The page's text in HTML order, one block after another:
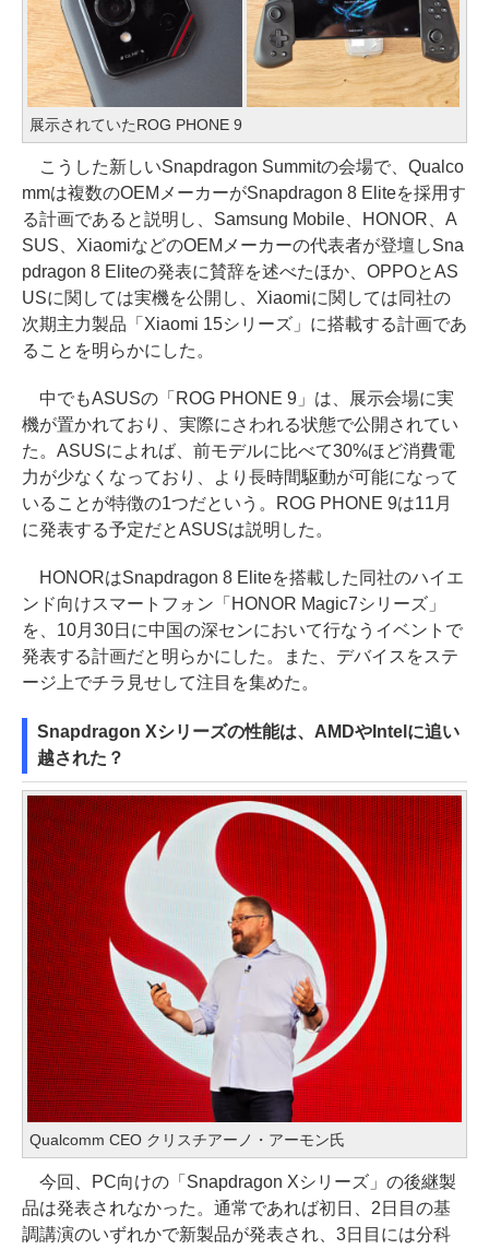
展示されていたROG PHONE 9
こうした新しいSnapdragon Summitの会場で、Qualco
mmは複数のOEMメーカーがSnapdragon 8 Eliteを採用す
る計画であると説明し、Samsung Mobile、HONOR、A
SUS、XiaomiなどのOEMメーカーの代表者が登壇しSna
pdragon 8 Eliteの発表に賛辞を述べたほか、OPPOとAS
USに関しては実機を公開し、Xiaomiに関しては同社の
次期主力製品「Xiaomi 15シリーズ」に搭載する計画であ
ることを明らかにした。
中でもASUSの「ROG PHONE 9」は、展示会場に実
機が置かれており、実際にさわれる状態で公開されてい
た。ASUSによれば、前モデルに比べて30%ほど消費電
力が少なくなっており、より長時間駆動が可能になって
いることが特徴の1つだという。ROG PHONE 9は11月
に発表する予定だとASUSは説明した。
HONORはSnapdragon 8 Eliteを搭載した同社のハイエ
ンド向けスマートフォン「HONOR Magic7シリーズ」
を、10月30日に中国の深センにおいて行なうイベントで
発表する計画だと明らかにした。また、デバイスをステ
ージ上でチラ見せして注目を集めた。
Snapdragon Xシリーズの性能は、AMDやIntelに追い
越された？
Qualcomm CEO クリスチアーノ・アーモン氏
今回、PC向けの「Snapdragon Xシリーズ」の後継製
品は発表されなかった。通常であれば初日、2日目の基
調講演のいずれかで新製品が発表され、3日目には分科